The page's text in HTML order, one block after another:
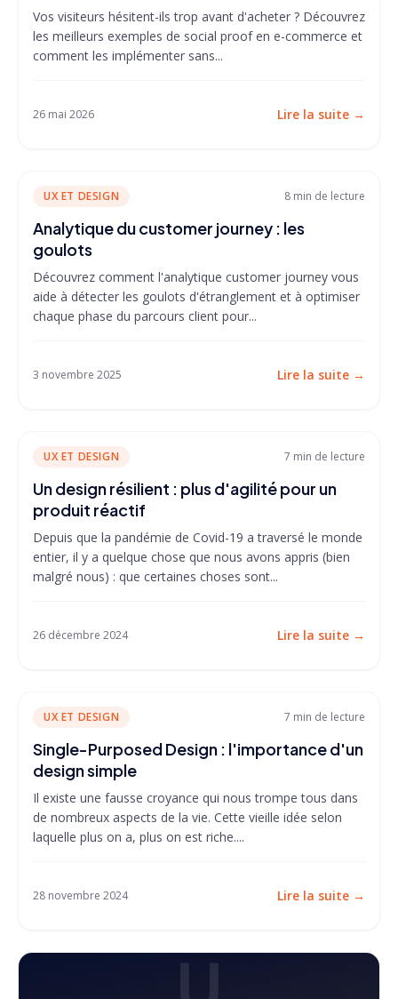
Vos visiteurs hésitent-ils trop avant d'acheter ? Découvrez
les meilleurs exemples de social proof en e-commerce et
comment les implémenter sans...
26 mai 2026 Lire la suite →
UX ET DESIGN 8 min de lecture
Analytique du customer journey : les
goulots
Découvrez comment l'analytique customer journey vous
aide à détecter les goulots d'étranglement et à optimiser
chaque phase du parcours client pour...
3 novembre 2025 Lire la suite →
UX ET DESIGN 7 min de lecture
Un design résilient : plus d'agilité pour un
produit réactif
Depuis que la pandémie de Covid-19 a traversé le monde
entier, il y a quelque chose que nous avons appris (bien
malgré nous) : que certaines choses sont...
26 décembre 2024 Lire la suite →
UX ET DESIGN 7 min de lecture
Single-Purposed Design : l'importance d'un
design simple
Il existe une fausse croyance qui nous trompe tous dans
de nombreux aspects de la vie. Cette vieille idée selon
laquelle plus on a, plus on est riche....
28 novembre 2024 Lire la suite →